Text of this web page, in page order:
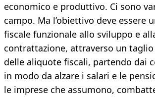
economico e produttivo. Ci sono
campo. Ma l’obiettivo deve essere
fiscale funzionale allo sviluppo e
contrattazione, attraverso un
delle aliquote fiscali, partendo dai
in modo da alzare i salari e le
le imprese che assumono,